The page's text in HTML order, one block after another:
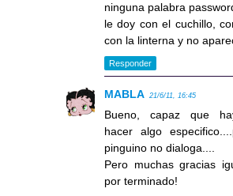
ninguna palabra
le doy con el cuchillo,
con la linterna y no
Responder
MABLA 21/6/11, 16:45
Bueno, capaz que
hacer algo
pinguino no dialoga....
Pero muchas gracias
por terminado!